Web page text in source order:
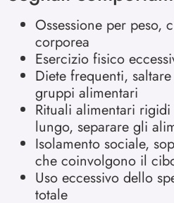
Ossessione per peso,
corporea
Esercizio fisico
Diete frequenti,
gruppi alimentari
Rituali alimentari
lungo, separare gli
Isolamento sociale,
che coinvolgono il
Uso eccessivo dello
totale